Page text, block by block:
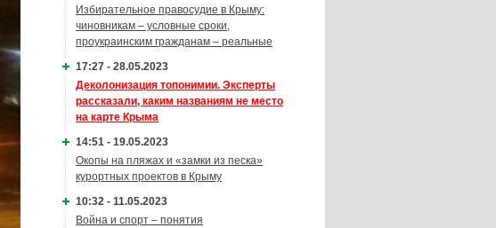
Избирательное правосудие в Крыму:
чиновникам – условные сроки,
проукраинским гражданам – реальные
17:27 - 28.05.2023
Деколонизация топонимии. Эксперты
рассказали, каким названиям не место
на карте Крыма
14:51 - 19.05.2023
Окопы на пляжах и «замки из песка»
курортных проектов в Крыму
10:32 - 11.05.2023
Война и спорт – понятия